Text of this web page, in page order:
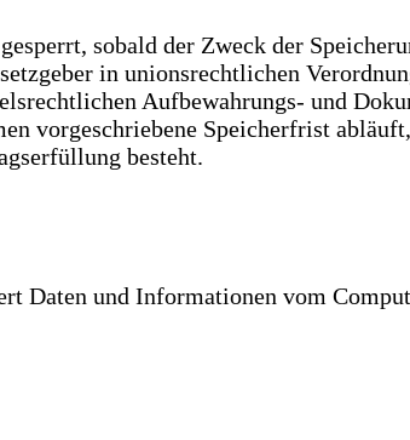
sobald der Zweck der
in unionsrechtlichen
Aufbewahrungs- und
vorgeschriebene Speicherfrist
besteht.
Daten und Informationen vom